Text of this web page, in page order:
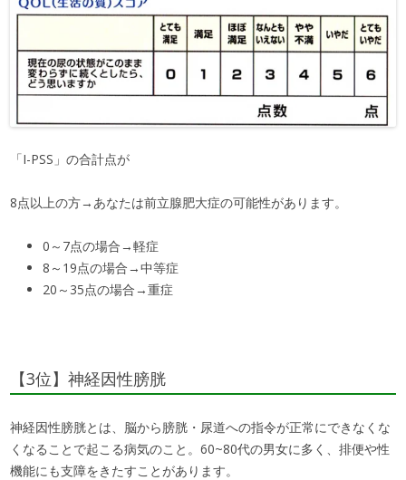
「I-PSS」の合計点が
8点以上の方→あなたは前立腺肥大症の可能性があります。
0～7点の場合→軽症
8～19点の場合→中等症
20～35点の場合→重症
【3位】神経因性膀胱
神経因性膀胱とは、脳から膀胱・尿道への指令が正常にできなくな
くなることで起こる病気のこと。60~80代の男女に多く、排便や性
機能にも支障をきたすことがあります。